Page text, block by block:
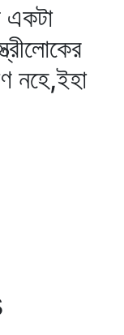
একটা
নহে,ইহা